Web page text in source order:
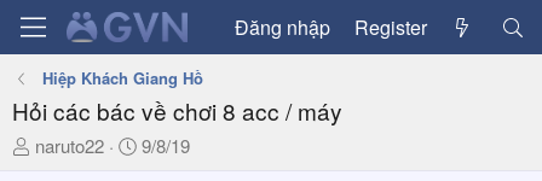
Đăng nhập Register
Hiệp Khách Giang Hồ
Hỏi các bác về chơi 8 acc / máy
T
naruto22
N
9/8/19